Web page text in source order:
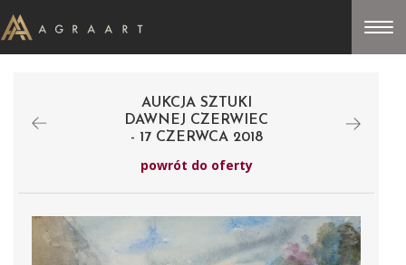
AUKCJA SZTUKI
DAWNEJ CZERWIEC
- 17 CZERWCA 2018
powrót do oferty